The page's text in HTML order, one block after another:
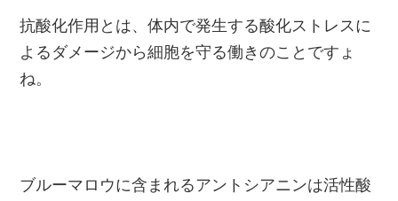
抗酸化作用とは、体内で発生する酸化ストレスに
よるダメージから細胞を守る働きのことですょ
ね。
ブルーマロウに含まれるアントシアニンは活性酸